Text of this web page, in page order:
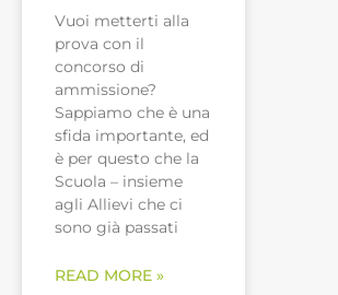
Vuoi metterti alla
prova con il
concorso di
ammissione?
Sappiamo che è una
sfida importante, ed
è per questo che la
Scuola – insieme
agli Allievi che ci
sono già passati
READ MORE »